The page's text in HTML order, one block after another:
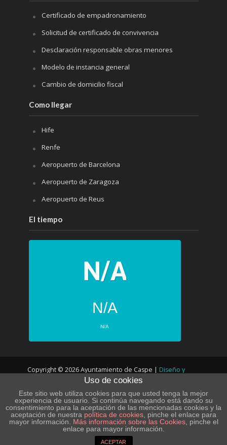
Certificado de empadronamiento
Solicitud de certificado de convivencia
Desclaración responsable obras menores
Modelo de instancia general
Cambio de domicilio fiscal
Como llegar
Hife
Renfe
Aeropuerto de Barcelona
Aeropuerto de Zaragoza
Aeropuerto de Reus
El tiempo
N/A
N/A
N/A N/A
N/A N/A
N/A N/A
Copyright © 2026 Ayuntamiento de Caspe | Diseño y
desarrollo web
POLÍTICA DE PRIVACIDAD – LOPD
POLÍTICA DE COOKIES AVISO LEGAL SITE MAP
Uso de cookies
Este sitio web utiliza cookies para que usted tenga la mejor
experiencia de usuario. Si continúa navegando está dando su
consentimiento para la aceptación de las mencionadas cookies y la
aceptación de nuestra política de cookies , pinche el enlace para
mayor información.
Más información sobre las Cookies, pinche el
enlace para mayor información.
ACEPTAR